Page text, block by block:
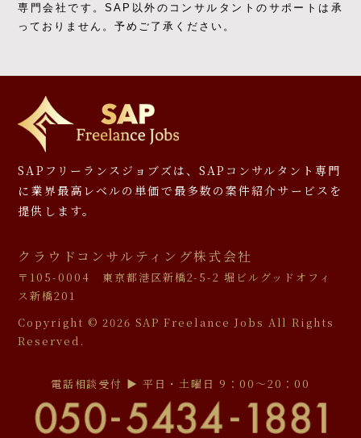
専門会社です。SAP以外のコンサルタントのサポートは承
っておりません。予めご了承ください。
SAPフリーランスジョブズは、SAPコンサルタント専門
に 業界最高レベルの単価で最多数の案件紹介サービスを
提供します。
クラウドコンサルティング株式会社
〒105-0004 東京都港区新橋2-5-2 堀ビルグッドオフィ
ス新橋201
Copyright © 2026 SAP Freelance Jobs All Rights
Reserved.
電話相談受付 ▶︎ 平日・土曜日 9：00〜20：00